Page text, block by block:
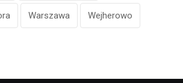
Warszawa Wejherowo